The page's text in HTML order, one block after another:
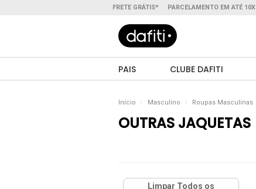
FRETE GRÁTIS* PARCELAMENTO EM ATÉ 10X
PAIS CLUBE DAFITI
Início Masculino Roupas Masculinas
OUTRAS JAQUETAS